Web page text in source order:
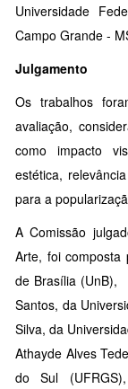
Universidade
Campo Grande -
Julgamento
Os trabalhos
avaliação,
como impacto
estética,
para a
A Comissão
Arte, foi composta
de Brasília (UnB),
Santos, da
Silva, da
Athayde Alves
do Sul